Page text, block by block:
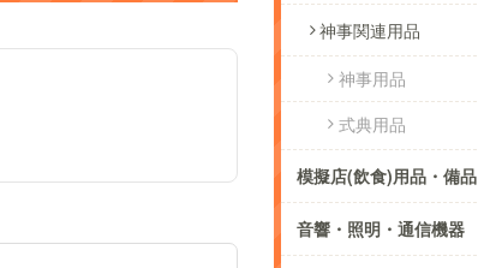
神事関連用品
神事用品
式典用品
模擬店(飲食)用品・備品
音響・照明・通信機器